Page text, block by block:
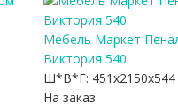
Мебель Маркет
Виктория 540
Ш*В*Г: 451x2150x544
На заказ